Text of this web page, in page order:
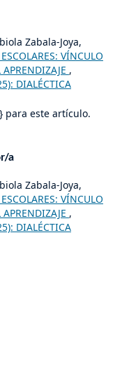
Zabala-Joya,
VÍNCULO
,
DIALÉCTICA
para este artículo.
a
Zabala-Joya,
VÍNCULO
,
DIALÉCTICA